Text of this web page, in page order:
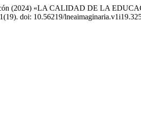
(2024) «LA CALIDAD DE LA
doi: 10.56219/